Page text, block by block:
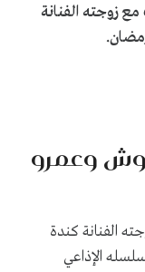
الفنانة
وعمرو
كندة
الإذاعي